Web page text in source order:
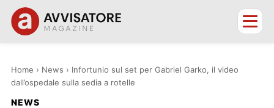
Home › News › Infortunio sul set per Gabriel Garko, il video
dall’ospedale sulla sedia a rotelle
NEWS